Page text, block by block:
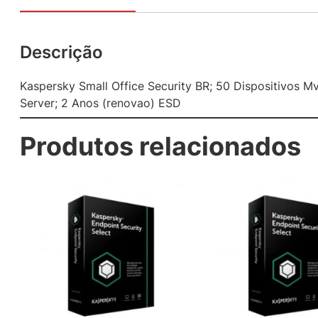
Descrição
Kaspersky Small Office Security BR; 50 Dispositivos
Server; 2 Anos (renovao) ESD
Produtos relacionados